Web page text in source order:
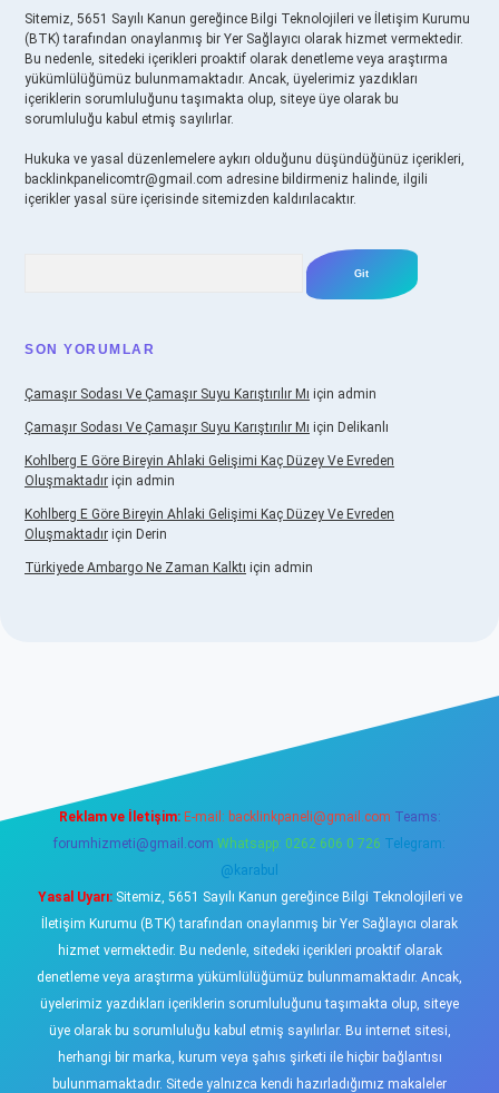
Sitemiz, 5651 Sayılı Kanun gereğince Bilgi Teknolojileri ve İletişim Kurumu
(BTK) tarafından onaylanmış bir Yer Sağlayıcı olarak hizmet vermektedir.
Bu nedenle, sitedeki içerikleri proaktif olarak denetleme veya araştırma
yükümlülüğümüz bulunmamaktadır. Ancak, üyelerimiz yazdıkları
içeriklerin sorumluluğunu taşımakta olup, siteye üye olarak bu
sorumluluğu kabul etmiş sayılırlar.
Hukuka ve yasal düzenlemelere aykırı olduğunu düşündüğünüz içerikleri,
backlinkpanelicomtr@gmail.com adresine bildirmeniz halinde, ilgili
içerikler yasal süre içerisinde sitemizden kaldırılacaktır.
SON YORUMLAR
Çamaşır Sodası Ve Çamaşır Suyu Karıştırılır Mı için admin
Çamaşır Sodası Ve Çamaşır Suyu Karıştırılır Mı için Delikanlı
Kohlberg E Göre Bireyin Ahlaki Gelişimi Kaç Düzey Ve Evreden
Oluşmaktadır için admin
Kohlberg E Göre Bireyin Ahlaki Gelişimi Kaç Düzey Ve Evreden
Oluşmaktadır için Derin
Türkiyede Ambargo Ne Zaman Kalktı için admin
Reklam ve İletişim: E-mail: backlinkpaneli@gmail.com Teams:
forumhizmeti@gmail.com Whatsapp: 0262 606 0 726 Telegram:
@karabul
Yasal Uyarı:Sitemiz, 5651 Sayılı Kanun gereğince Bilgi Teknolojileri ve
İletişim Kurumu (BTK) tarafından onaylanmış bir Yer Sağlayıcı olarak
hizmet vermektedir. Bu nedenle, sitedeki içerikleri proaktif olarak
denetleme veya araştırma yükümlülüğümüz bulunmamaktadır. Ancak,
üyelerimiz yazdıkları içeriklerin sorumluluğunu taşımakta olup, siteye
üye olarak bu sorumluluğu kabul etmiş sayılırlar. Bu internet sitesi,
herhangi bir marka, kurum veya şahıs şirketi ile hiçbir bağlantısı
bulunmamaktadır. Sitede yalnızca kendi hazırladığımız makaleler